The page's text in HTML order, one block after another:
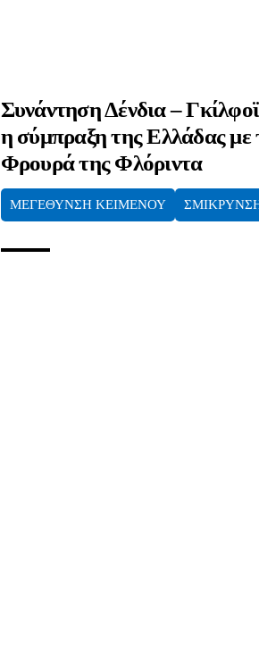
Συνάντηση Δένδια –
η σύμπραξη της Ελλάδας με
Φρουρά της Φλόριντα
ΜΕΓΕΘΥΝΣΗ ΚΕΙΜΕΝΟΥ